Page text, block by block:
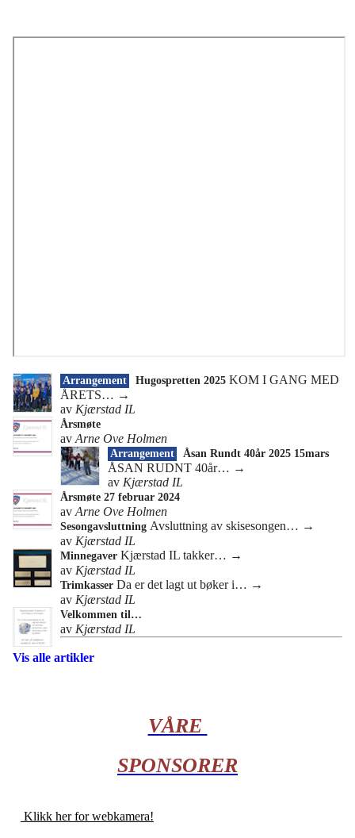
Arrangement Hugospretten 2025 KOM I GANG MED
ÅRETS… →
av Kjærstad IL
Årsmøte
av Arne Ove Holmen
Arrangement Åsan Rundt 40år 2025 15mars
ÅSAN RUDNT 40år… →
av Kjærstad IL
Årsmøte 27 februar 2024
av Arne Ove Holmen
Sesongavsluttning Avsluttning av skisesongen… →
av Kjærstad IL
Minnegaver Kjærstad IL takker… →
av Kjærstad IL
Trimkasser Da er det lagt ut bøker i… →
av Kjærstad IL
Velkommen til…
av Kjærstad IL
Vis alle artikler
VÅRE
SPONSORER
Klikk her for webkamera!